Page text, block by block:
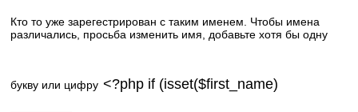
Кто то уже зарегестрирован с таким именем. Чтобы имена
различались, просьба изменить имя, добавьте хотя бы одну
букву или цифру